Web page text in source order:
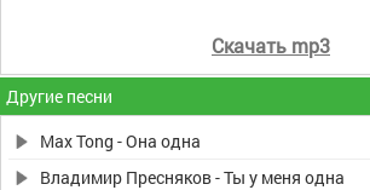
Скачать mp3
Другие песни
Max Tong - Она одна
Владимир Пресняков - Ты у меня одна